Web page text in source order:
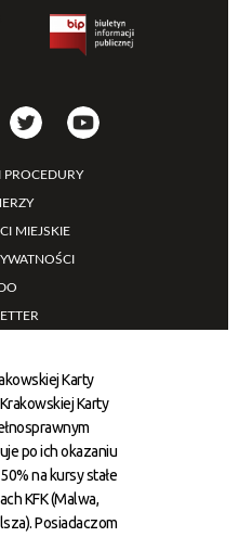
PROCEDURY
MIEJSKIE
Karty
Karty
po ich okazaniu
na kursy stałe
KFK (Malwa,
Posiadaczom